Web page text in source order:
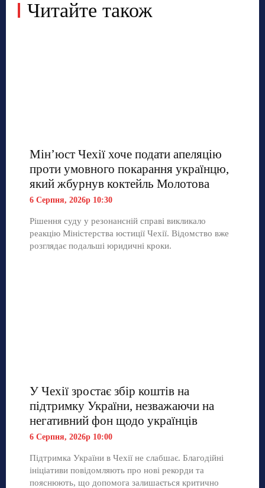
Читайте також
Мін’юст Чехії хоче подати апеляцію
проти умовного покарання українцю,
який жбурнув коктейль Молотова
6 Серпня, 2026р 10:30
Рішення суду у резонансній справі викликало
реакцію Міністерства юстиції Чехії. Відомство вже
розглядає подальші юридичні кроки.
У Чехії зростає збір коштів на
підтримку України, незважаючи на
негативний фон щодо українців
6 Серпня, 2026р 10:00
Підтримка України в Чехії не слабшає. Благодійні
ініціативи повідомляють про нові рекорди та
пояснюють, що допомога залишається критично